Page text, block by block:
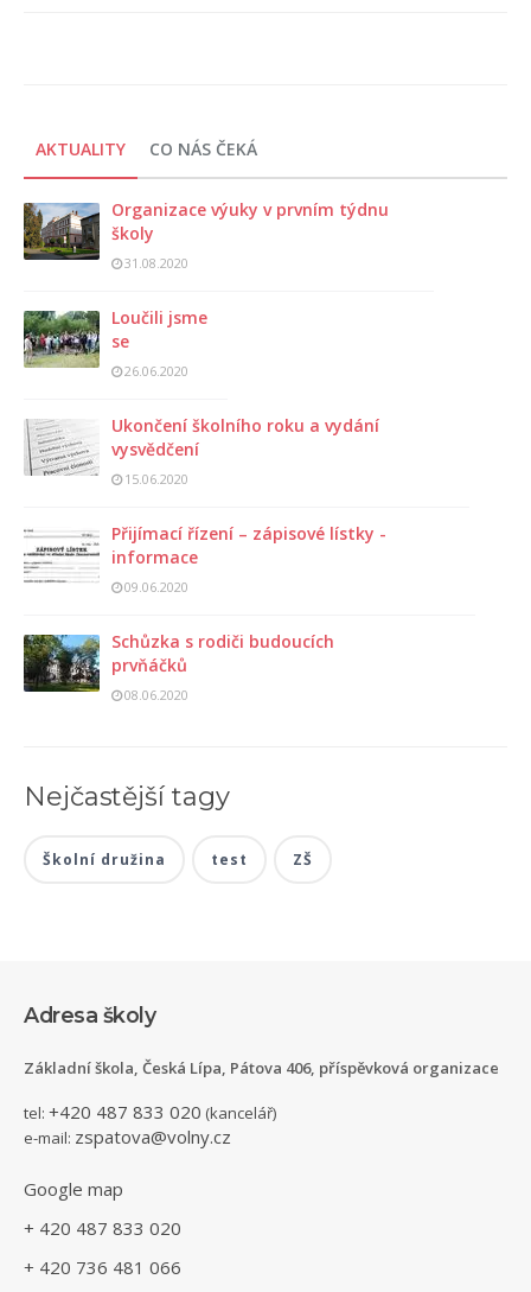
AKTUALITY CO NÁS ČEKÁ
Organizace výuky v prvním týdnu
školy
31.08.2020
Loučili jsme
se
26.06.2020
Ukončení školního roku a vydání
vysvědčení
15.06.2020
Přijímací řízení – zápisové lístky -
informace
09.06.2020
Schůzka s rodiči budoucích
prvňáčků
08.06.2020
Nejčastější tagy
Školní družina test ZŠ
Adresa školy
Základní škola, Česká Lípa, Pátova 406, příspěvková organizace
tel: +420 487 833 020 (kancelář)
e-mail: zspatova@volny.cz
Google map
+ 420 487 833 020
+ 420 736 481 066